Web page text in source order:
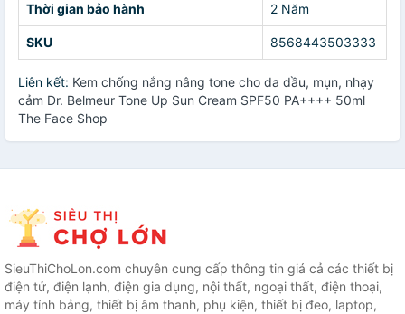
Thời gian bảo hành 2 Năm
SKU 8568443503333
Liên kết: Kem chống nắng nâng tone cho da dầu, mụn, nhạy
cảm Dr. Belmeur Tone Up Sun Cream SPF50 PA++++ 50ml
The Face Shop
SieuThiChoLon.com chuyên cung cấp thông tin giá cả các thiết bị
điện tử, điện lạnh, điện gia dụng, nội thất, ngoại thất, điện thoại,
máy tính bảng, thiết bị âm thanh, phụ kiện, thiết bị đeo, laptop,